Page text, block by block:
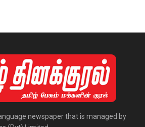
newspaper that is managed by